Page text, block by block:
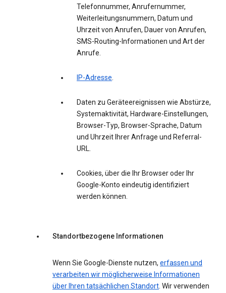
Telefonnummer, Anrufernummer,
Weiterleitungsnummern, Datum und
Uhrzeit von Anrufen, Dauer von Anrufen,
SMS-Routing-Informationen und Art der
Anrufe.
IP-Adresse.
Daten zu Geräteereignissen wie Abstürze,
Systemaktivität, Hardware-Einstellungen,
Browser-Typ, Browser-Sprache, Datum
und Uhrzeit Ihrer Anfrage und Referral-
URL.
Cookies, über die Ihr Browser oder Ihr
Google-Konto eindeutig identifiziert
werden können.
Standortbezogene Informationen
Wenn Sie Google-Dienste nutzen, erfassen und
verarbeiten wir möglicherweise Informationen
über Ihren tatsächlichen Standort. Wir verwenden